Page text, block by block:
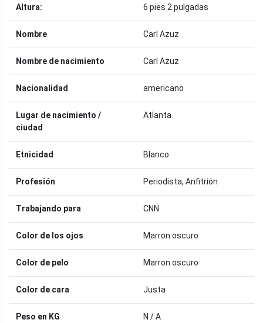
Altura: 6 pies 2 pulgadas
Nombre Carl Azuz
Nombre de nacimiento Carl Azuz
Nacionalidad americano
Lugar de nacimiento /
ciudad
Atlanta
Etnicidad Blanco
Profesión Periodista, Anfitrión
Trabajando para CNN
Color de los ojos Marron oscuro
Color de pelo Marron oscuro
Color de cara Justa
Peso en KG N / A